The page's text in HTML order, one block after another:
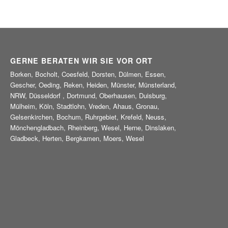
GERNE BERATEN WIR SIE VOR ORT
Borken, Bocholt, Coesfeld, Dorsten, Dülmen, Essen,
Gescher, Oeding, Reken, Heiden, Münster, Münsterland,
NRW, Düsseldorf , Dortmund, Oberhausen, Duisburg,
Mülheim, Köln, Stadtlohn, Vreden, Ahaus, Gronau,
Gelsenkirchen, Bochum, Ruhrgebiet, Krefeld, Neuss,
Mönchengladbach, Rheinberg, Wesel, Herne, Dinslaken,
Gladbeck, Herten, Bergkamen, Moers, Wesel